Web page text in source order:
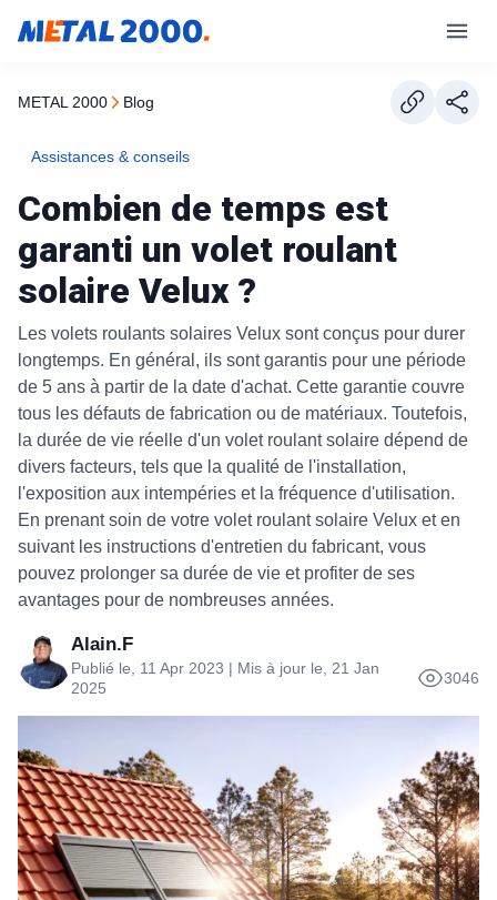
METAL 2000 blog
Assistances & conseils
Combien de temps est
garanti un volet roulant
solaire Velux ?
Les volets roulants solaires Velux sont conçus pour durer
longtemps. En général, ils sont garantis pour une période
de 5 ans à partir de la date d'achat. Cette garantie couvre
tous les défauts de fabrication ou de matériaux. Toutefois,
la durée de vie réelle d'un volet roulant solaire dépend de
divers facteurs, tels que la qualité de l'installation,
l'exposition aux intempéries et la fréquence d'utilisation.
En prenant soin de votre volet roulant solaire Velux et en
suivant les instructions d'entretien du fabricant, vous
pouvez prolonger sa durée de vie et profiter de ses
avantages pour de nombreuses années.
Alain.F
Publié le, 11 Apr 2023 | Mis à jour le, 21 Jan
2025
3046